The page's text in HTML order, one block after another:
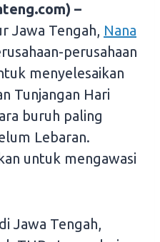
–
Jawa Tengah, Nana
perusahaan
menyelesaikan
Tunjangan Hari
buruh paling
Lebaran.
untuk mengawasi
Jawa Tengah,